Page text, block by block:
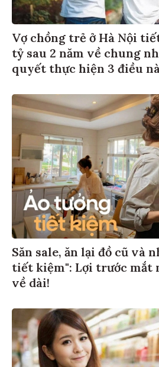
Vợ chồng trẻ ở Hà Nội
tỷ sau 2 năm về chung
quyết thực hiện 3 điều
Săn sale, ăn lại đồ cũ và
tiết kiệm": Lợi trước mắt
về dài!